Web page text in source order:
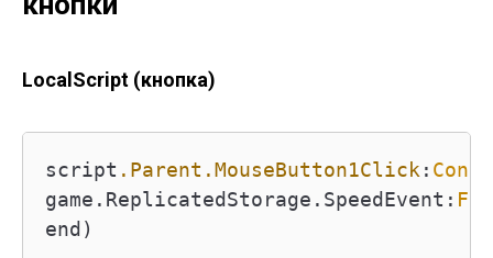
LocalScript (кнопка)
script .Parent .MouseButton1Click :
game.ReplicatedStorage.SpeedEvent:
end)